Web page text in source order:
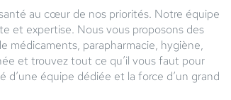
au cœur de nos priorités. Notre équipe
et expertise. Nous vous proposons des
médicaments, parapharmacie, hygiène,
et trouvez tout ce qu’il vous faut pour
d’une équipe dédiée et la force d’un grand